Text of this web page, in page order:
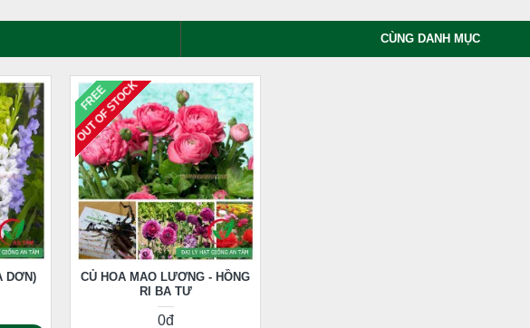
CÙNG DANH MỤC
DƠN)
FREE
OUT OF STOCK
CỦ HOA MAO LƯƠNG - HỒNG
RI BA TƯ
0đ